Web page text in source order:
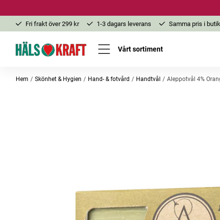
Fri frakt över 299 kr 1-3 dagars leverans Samma pris i
Vårt sortiment
Hem Skönhet & Hygien Hand- & fotvård Handtvål Aleppotvål 4%